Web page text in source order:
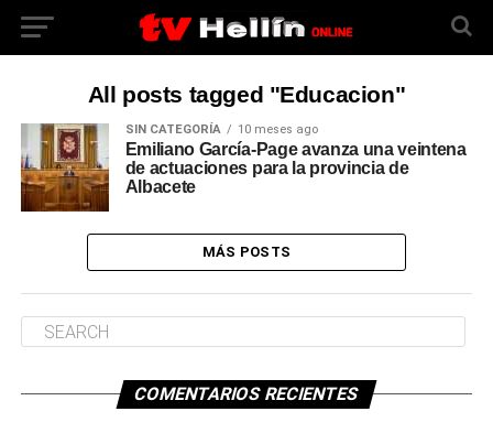
All posts tagged "Educacion"
SIN CATEGORÍA 10 meses ago
Emiliano García-Page avanza una veintena
de actuaciones para la provincia de
Albacete
MÁS POSTS
COMENTARIOS RECIENTES